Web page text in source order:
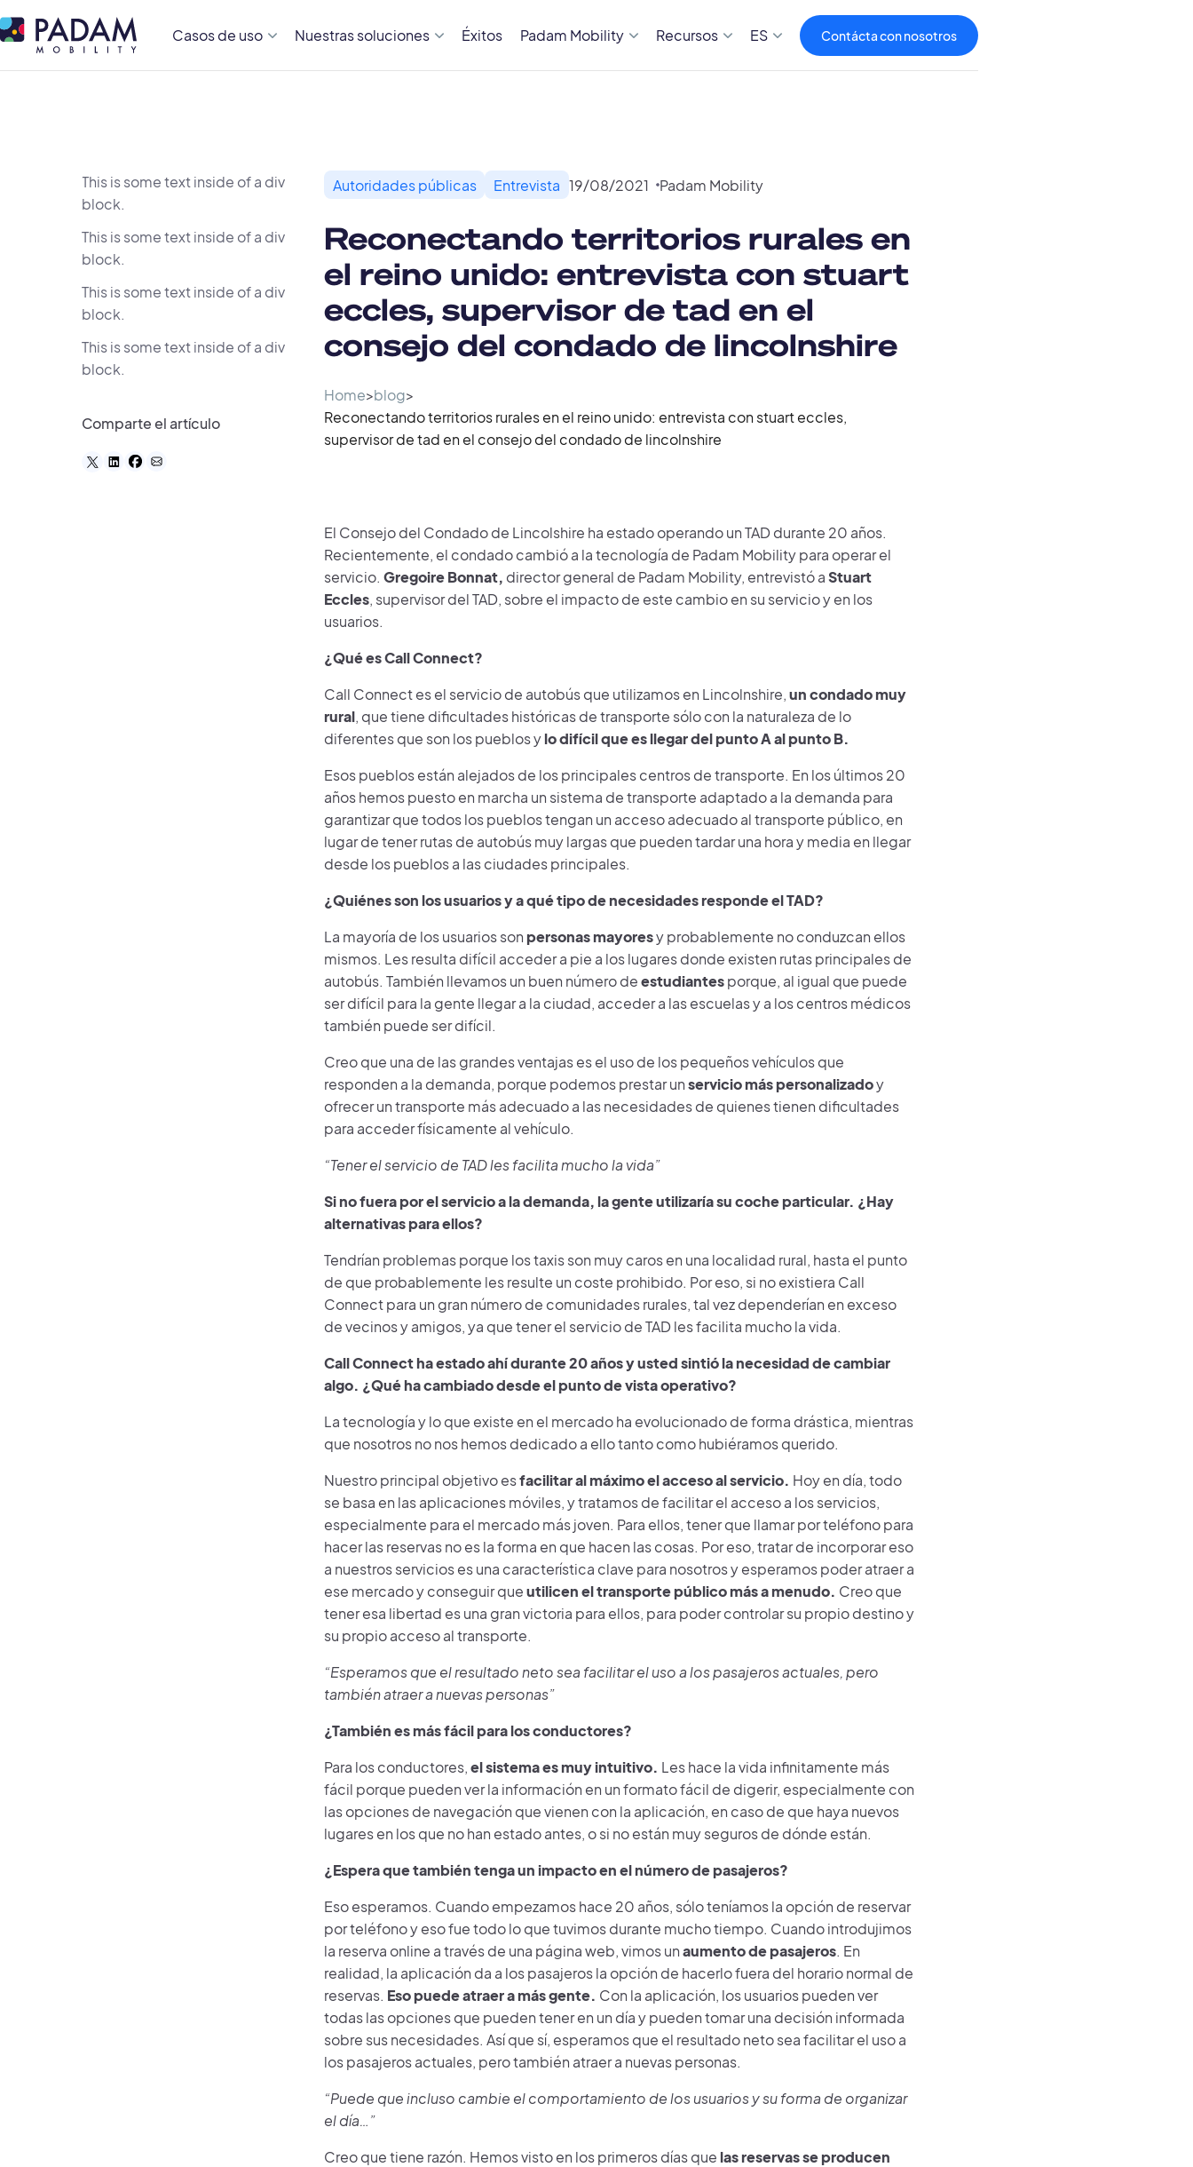
Casos de uso Nuestras soluciones Éxitos Padam Mobility Recursos ES Contácta con nosotros
This is some text inside of a div
block.
This is some text inside of a div
block.
This is some text inside of a div
block.
This is some text inside of a div
block.
Comparte el artículo
Home>blog>
Reconectando territorios rurales en el reino unido: entrevista con stuart eccles,
supervisor de tad en el consejo del condado de lincolnshire
Reconectando territorios rurales en
el reino unido: entrevista con stuart
eccles, supervisor de tad en el
consejo del condado de lincolnshire
Autoridades públicas Entrevista 19/08/2021 Padam Mobility
El Consejo del Condado de Lincolshire ha estado operando un TAD durante 20 años.
Recientemente, el condado cambió a la tecnología de Padam Mobility para operar el
servicio. Gregoire Bonnat, director general de Padam Mobility, entrevistó aStuart
Eccles, supervisor del TAD, sobre el impacto de este cambio en su servicio y en los
usuarios.
¿Qué es Call Connect?
Call Connect es el servicio de autobús que utilizamos en Lincolnshire,un condado muy
rural, que tiene dificultades históricas de transporte sólo con la naturaleza de lo
diferentes que son los pueblos ylo difícil que es llegar del punto A al punto B.
Esos pueblos están alejados de los principales centros de transporte. En los últimos 20
años hemos puesto en marcha un sistema de transporte adaptado a la demanda para
garantizar que todos los pueblos tengan un acceso adecuado al transporte público, en
lugar de tener rutas de autobús muy largas que pueden tardar una hora y media en llegar
desde los pueblos a las ciudades principales.
¿Quiénes son los usuarios y a qué tipo de necesidades responde el TAD?
La mayoría de los usuarios son personas mayoresy probablemente no conduzcan ellos
mismos. Les resulta difícil acceder a pie a los lugares donde existen rutas principales de
autobús. También llevamos un buen número deestudiantesporque, al igual que puede
ser difícil para la gente llegar a la ciudad, acceder a las escuelas y a los centros médicos
también puede ser difícil.
Creo que una de las grandes ventajas es el uso de los pequeños vehículos que
responden a la demanda, porque podemos prestar unservicio más personalizadoy
ofrecer un transporte más adecuado a las necesidades de quienes tienen dificultades
para acceder físicamente al vehículo.
“Tener el servicio de TAD les facilita mucho la vida”
Si no fuera por el servicio a la demanda, la gente utilizaría su coche particular. ¿Hay
alternativas para ellos?
Tendrían problemas porque los taxis son muy caros en una localidad rural, hasta el punto
de que probablemente les resulte un coste prohibido. Por eso, si no existiera Call
Connect para un gran número de comunidades rurales, tal vez dependerían en exceso
de vecinos y amigos, ya que tener el servicio de TAD les facilita mucho la vida.
Call Connect ha estado ahí durante 20 años y usted sintió la necesidad de cambiar
algo. ¿Qué ha cambiado desde el punto de vista operativo?
La tecnología y lo que existe en el mercado ha evolucionado de forma drástica, mientras
que nosotros no nos hemos dedicado a ello tanto como hubiéramos querido.
Nuestro principal objetivo esfacilitar al máximo el acceso al servicio. Hoy en día, todo
se basa en las aplicaciones móviles, y tratamos de facilitar el acceso a los servicios,
especialmente para el mercado más joven. Para ellos, tener que llamar por teléfono para
hacer las reservas no es la forma en que hacen las cosas. Por eso, tratar de incorporar eso
a nuestros servicios es una característica clave para nosotros y esperamos poder atraer a
ese mercado y conseguir queutilicen el transporte público más a menudo. Creo que
tener esa libertad es una gran victoria para ellos, para poder controlar su propio destino y
su propio acceso al transporte.
“Esperamos que el resultado neto sea facilitar el uso a los pasajeros actuales, pero
también atraer a nuevas personas”
¿También es más fácil para los conductores?
Para los conductores,el sistema es muy intuitivo. Les hace la vida infinitamente más
fácil porque pueden ver la información en un formato fácil de digerir, especialmente con
las opciones de navegación que vienen con la aplicación, en caso de que haya nuevos
lugares en los que no han estado antes, o si no están muy seguros de dónde están.
¿Espera que también tenga un impacto en el número de pasajeros?
Eso esperamos. Cuando empezamos hace 20 años, sólo teníamos la opción de reservar
por teléfono y eso fue todo lo que tuvimos durante mucho tiempo. Cuando introdujimos
la reserva online a través de una página web, vimos unaumento de pasajeros. En
realidad, la aplicación da a los pasajeros la opción de hacerlo fuera del horario normal de
reservas. Eso puede atraer a más gente. Con la aplicación, los usuarios pueden ver
todas las opciones que pueden tener en un día y pueden tomar una decisión informada
sobre sus necesidades. Así que sí, esperamos que el resultado neto sea facilitar el uso a
los pasajeros actuales, pero también atraer a nuevas personas.
“Puede que incluso cambie el comportamiento de los usuarios y su forma de organizar
el día…”
Creo que tiene razón. Hemos visto en los primeros días que las reservas se producen